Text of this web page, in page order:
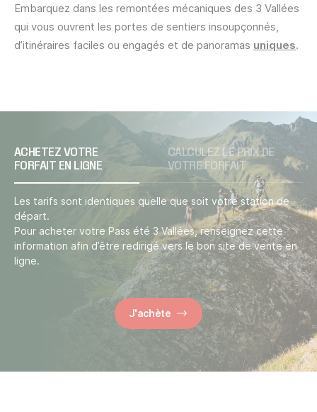
Embarquez dans les remontées mécaniques des 3 Vallées
qui vous ouvrent les portes de sentiers insoupçonnés,
d’itinéraires faciles ou engagés et de panoramas uniques.
ACHETEZ VOTRE
FORFAIT EN LIGNE
CALCULEZ LE PRIX DE
VOTRE FORFAIT
Les tarifs sont identiques quelle que soit votre station de
départ.
Pour acheter votre Pass été 3 Vallées, renseignez cette
information afin d’être redirigé vers le bon site de vente en
ligne.
J'achète